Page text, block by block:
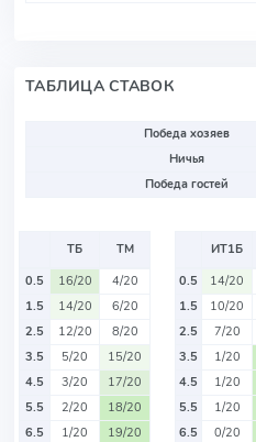
ТАБЛИЦА СТАВОК
Победа хозяев
Ничья
Победа гостей
ТБ
ТМ
0.5
16/20
4/20
1.5
14/20
6/20
2.5
12/20
8/20
3.5
5/20
15/20
4.5
3/20
17/20
5.5
2/20
18/20
6.5
1/20
19/20
ИТ1Б
0.5
14/20
1.5
10/20
2.5
7/20
3.5
1/20
4.5
1/20
5.5
1/20
6.5
0/20